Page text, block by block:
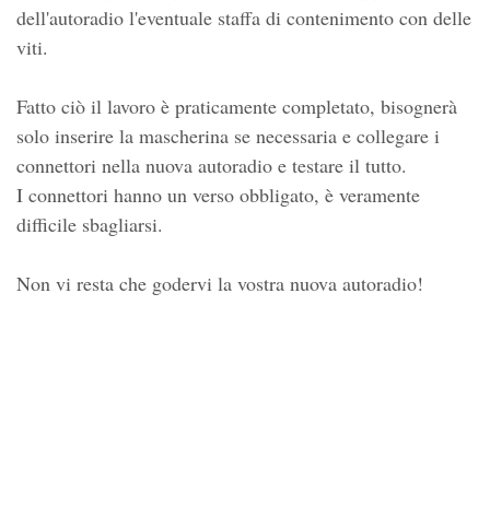
dell'autoradio l'eventuale staffa di contenimento con delle
viti.
Fatto ciò il lavoro è praticamente completato, bisognerà
solo inserire la mascherina se necessaria e collegare i
connettori nella nuova autoradio e testare il tutto.
I connettori hanno un verso obbligato, è veramente
difficile sbagliarsi.
Non vi resta che godervi la vostra nuova autoradio!